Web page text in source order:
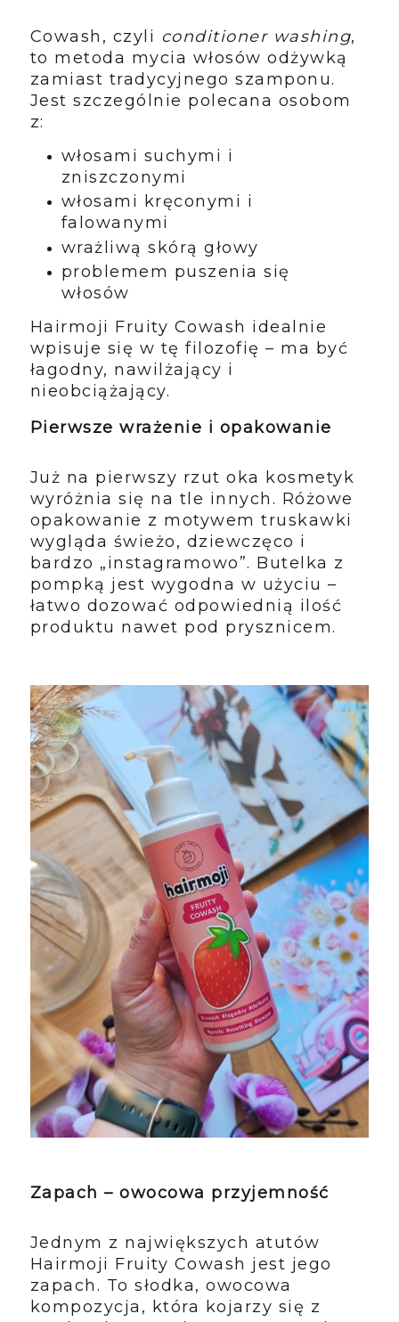
Cowash, czyli conditioner washing,
to metoda mycia włosów odżywką
zamiast tradycyjnego szamponu.
Jest szczególnie polecana osobom
z:
włosami suchymi i
zniszczonymi
włosami kręconymi i
falowanymi
wrażliwą skórą głowy
problemem puszenia się
włosów
Hairmoji Fruity Cowash idealnie
wpisuje się w tę filozofię – ma być
łagodny, nawilżający i
nieobciążający.
Pierwsze wrażenie i opakowanie
Już na pierwszy rzut oka kosmetyk
wyróżnia się na tle innych. Różowe
opakowanie z motywem truskawki
wygląda świeżo, dziewczęco i
bardzo „instagramowo”. Butelka z
pompką jest wygodna w użyciu –
łatwo dozować odpowiednią ilość
produktu nawet pod prysznicem.
Zapach – owocowa przyjemność
Jednym z największych atutów
Hairmoji Fruity Cowash jest jego
zapach. To słodka, owocowa
kompozycja, która kojarzy się z